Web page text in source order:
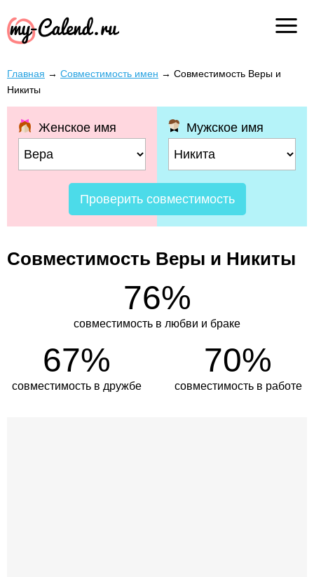
Главная → Совместимость имен → Совместимость Веры и
Никиты
Женское имя Мужское имя
Проверить совместимость
Совместимость Веры и Никиты
76%
совместимость в любви и браке
67%
совместимость в дружбе
70%
совместимость в работе